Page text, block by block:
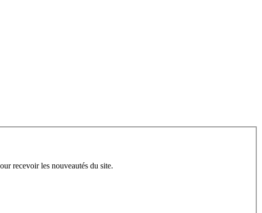
recevoir les nouveautés du site.